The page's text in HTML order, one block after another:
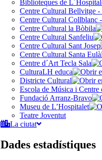
Biblioteques de
Centre Cultural Bellvitge -
Centre Cultural Collblanc
Centre Cultural la Bòbila
Centre Cultural Sanfeliu
Centre Cultural Sant Josep
Centre Cultural Santa
Centre d´Art Tecla Sala
CulturaLH educa
Districte Cultural
Escola de Música i Centre
Fundació Arranz-Bravo
Museu de L’Hospitalet
Teatre Joventut
La ciutat
Dades estadístiques